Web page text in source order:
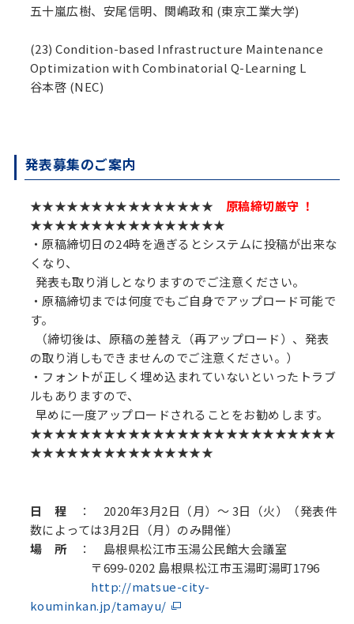
五十嵐広樹、安尾信明、関嶋政和 (東京工業大学)
(23) Condition-based Infrastructure Maintenance
Optimization with Combinatorial Q-Learning L
谷本啓 (NEC)
発表募集のご案内
★★★★★★★★★★★★★★★ 原稿締切厳守 ！
★★★★★★★★★★★★★★★★
・原稿締切日の24時を過ぎるとシステムに投稿が出来な
くなり、
発表も取り消しとなりますのでご注意ください。
・原稿締切までは何度でもご自身でアップロード可能で
す。
（締切後は、原稿の差替え（再アップロード）、発表
の取り消しもできませんのでご注意ください。）
・フォントが正しく埋め込まれていないといったトラブ
ルもありますので、
早めに一度アップロードされることをお勧めします。
★★★★★★★★★★★★★★★★★★★★★★★★★
★★★★★★★★★★★★★★★
日 程 ： 2020年3月2日（月）～ 3日（火）（発表件
数によっては3月2日（月）のみ開催）
場 所： 島根県松江市玉湯公民館大会議室
〒699-0202 島根県松江市玉湯町湯町1796
http://matsue-city-
kouminkan.jp/tamayu/